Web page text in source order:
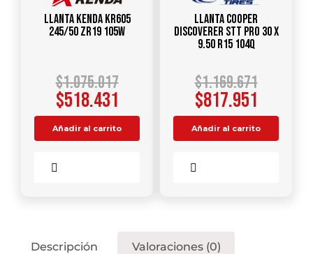
Llanta KENDA KR605
245/50 ZR19 105W
$1.075.017
$518.431
Añadir al carrito
Llanta COOPER
DISCOVERER STT PRO 30 X
9.50 R15 104Q
$1.169.671
$817.951
Añadir al carrito
Descripción Valoraciones (0)